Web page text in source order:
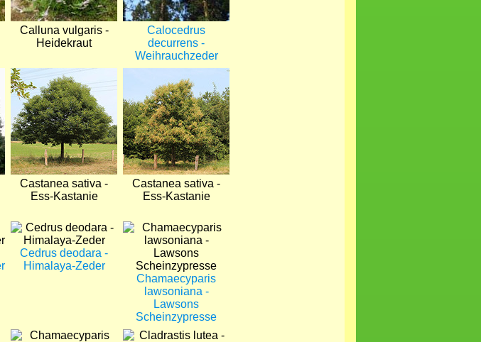
Calluna vulgaris -
Heidekraut
Calocedrus
decurrens -
Weihrauchzeder
Bild
Castanea sativa -
Ess-Kastanie
Castanea sativa -
Ess-Kastanie
Bild
Cedrus deodara -
Himalaya-Zeder
Bild
Chamaecyparis
lawsoniana -
Lawsons
Scheinzypresse
Bild Bild